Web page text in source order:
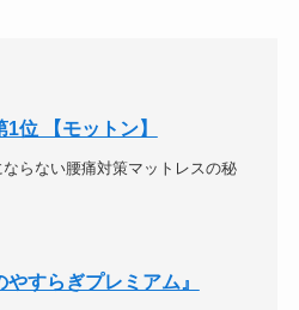
位 【モットン】
らない腰痛対策マットレスの秘
すらぎプレミアム』